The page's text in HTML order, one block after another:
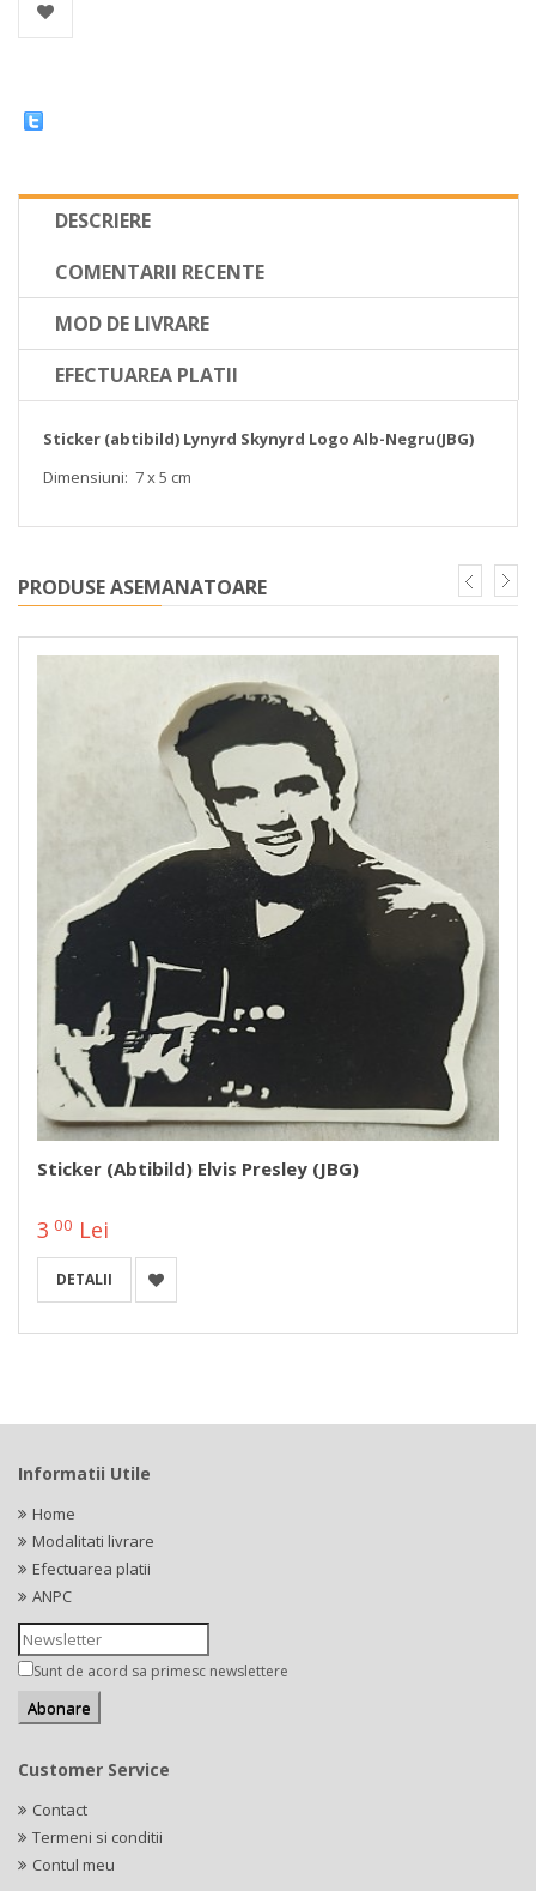
DESCRIERE
COMENTARII RECENTE
MOD DE LIVRARE
EFECTUAREA PLATII
Sticker (abtibild) Lynyrd Skynyrd Logo Alb-Negru(JBG)
Dimensiuni: 7 x 5 cm
PRODUSE ASEMANATOARE
Sticker (abtibild) Elvis Presley (JBG)
3 00 Lei
DETALII
Informatii Utile
Home
Modalitati livrare
Efectuarea platii
ANPC
Sunt de acord sa primesc newslettere
Customer Service
Contact
Termeni si conditii
Contul meu